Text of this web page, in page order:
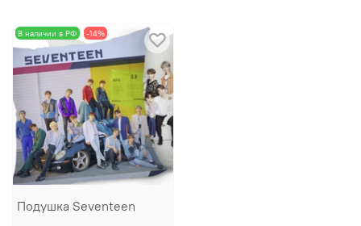
В наличии в РФ -14%
Подушка Seventeen